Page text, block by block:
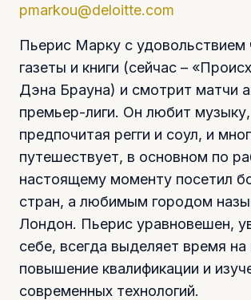
pmarkou@deloitte.com
Пьерис Марку с удовольствием
газеты и книги (сейчас –
Дэна Брауна) и смотрит матчи
премьер-лиги. Он любит музыку,
предпочитая регги и соул, и
путешествует, в основном по
настоящему моменту посетил
стран, а любимым городом
Лондон. Пьерис уравновешен,
себе, всегда выделяет время на
повышение квалификации и
современных технологий.